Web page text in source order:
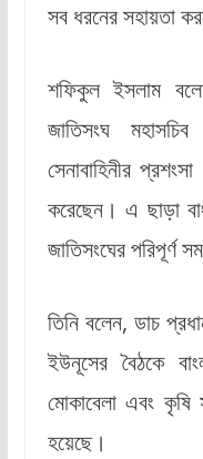
সব ধরনের সহায়তা
শফিকুল ইসলাম
জাতিসংঘ
সেনাবাহিনীর
করেছেন। এ ছাড়া
জাতিসংঘের পরিপূর্ণ
তিনি বলেন, ডাচ
ইউনূসের বৈঠকে
মোকাবেলা এবং
হয়েছে।